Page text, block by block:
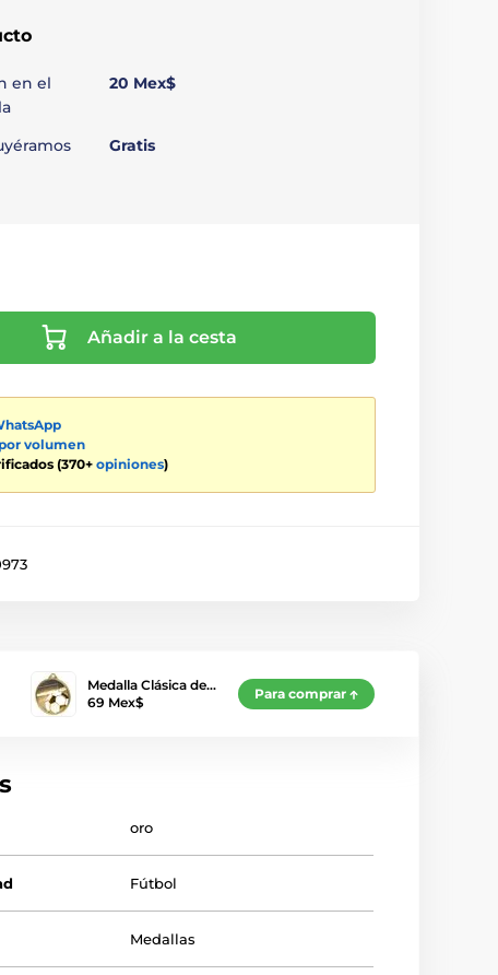
en el
20 Mex$
Gratis
Añadir a la cesta
volumen
(370+ opiniones)
Medalla Clásica de…
69 Mex$
Para comprar
oro
Fútbol
Medallas